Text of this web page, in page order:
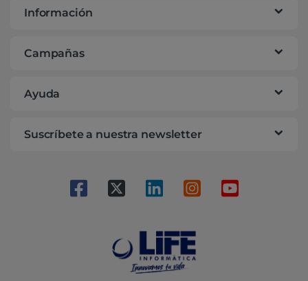
Información
Campañas
Ayuda
Suscríbete a nuestra newsletter